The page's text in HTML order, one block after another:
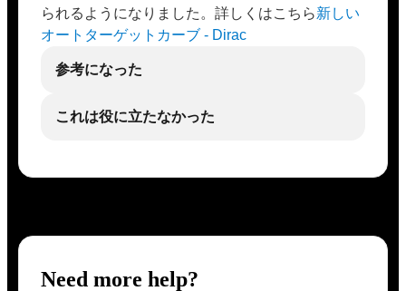
られるようになりました。詳しくはこちら新しい
オートターゲットカーブ - Dirac
参考になった
これは役に立たなかった
Need more help?